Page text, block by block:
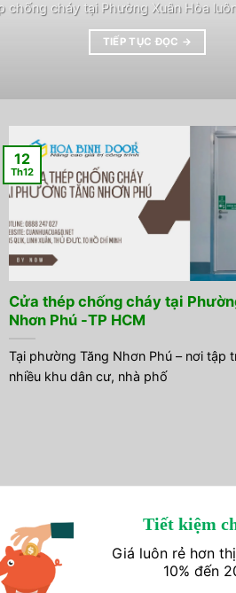
chống cháy tại Phường Xuân Hòa
TIẾP TỤC ĐỌC →
Cửa thép chống cháy tại
Nhơn Phú -TP HCM
Tại phường Tăng Nhơn Phú – nơi tập
nhiều khu dân cư, nhà phố
12
Th12
Tiết kiệm
Giá luôn rẻ hơn
10% đến